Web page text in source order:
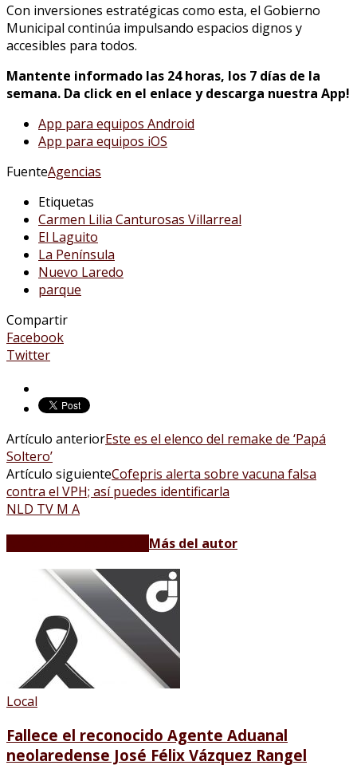
Con inversiones estratégicas como esta, el Gobierno
Municipal continúa impulsando espacios dignos y
accesibles para todos.
Mantente informado las 24 horas, los 7 días de la
semana. Da click en el enlace y descarga nuestra App!
App para equipos Android
App para equipos iOS
FuenteAgencias
Etiquetas
Carmen Lilia Canturosas Villarreal
El Laguito
La Península
Nuevo Laredo
parque
Compartir
Facebook
Twitter
Artículo anteriorEste es el elenco del remake de ‘Papá
Soltero’
Artículo siguienteCofepris alerta sobre vacuna falsa
contra el VPH; así puedes identificarla
NLD TV M A
Más del autor
Local
Fallece el reconocido Agente Aduanal
neolaredense José Félix Vázquez Rangel